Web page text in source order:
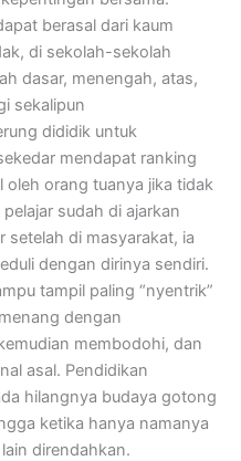
berasal dari kaum
di sekolah-sekolah
dasar, menengah, atas,
sekalipun
dididik untuk
mendapat ranking
orang tuanya jika tidak
sudah di ajarkan
setelah di masyarakat, ia
dengan dirinya sendiri.
tampil paling “nyentrik”
dengan
membodohi, dan
asal. Pendidikan
hilangnya budaya gotong
ketika hanya namanya
direndahkan.